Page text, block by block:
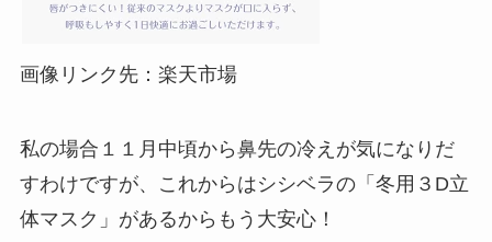
画像リンク先：楽天市場
私の場合１１月中頃から鼻先の冷えが気になりだ
すわけですが、これからはシシベラの「冬用３D立
体マスク」があるからもう大安心！